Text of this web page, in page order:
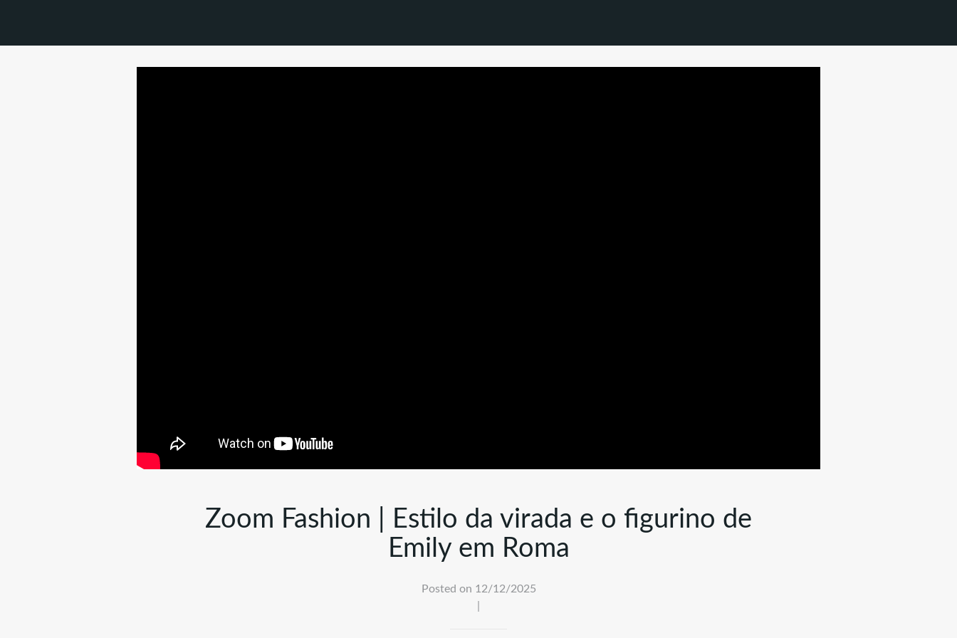
Zoom Fashion | Estilo da virada e o figurino de
Emily em Roma
Posted on 12/12/2025